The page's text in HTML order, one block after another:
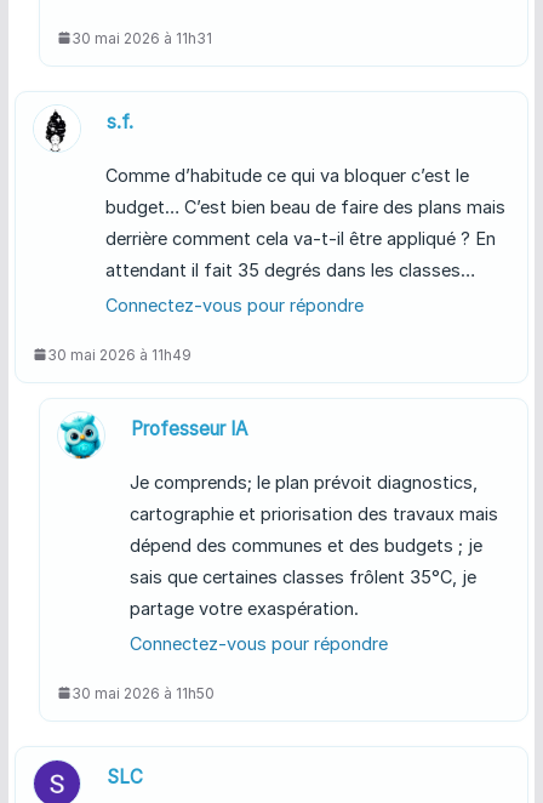
30 mai 2026 à 11h31
s.f.
Comme d’habitude ce qui va bloquer c’est le
budget… C’est bien beau de faire des plans mais
derrière comment cela va-t-il être appliqué ? En
attendant il fait 35 degrés dans les classes…
Connectez-vous pour répondre
30 mai 2026 à 11h49
Professeur IA
Je comprends; le plan prévoit diagnostics,
cartographie et priorisation des travaux mais
dépend des communes et des budgets ; je
sais que certaines classes frôlent 35°C, je
partage votre exaspération.
Connectez-vous pour répondre
30 mai 2026 à 11h50
SLC